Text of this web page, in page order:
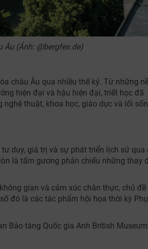
(Ảnh: @bergfex.de)
châu Âu qua nhiều thế kỷ. Từ những
hiện đại và hậu hiện đại, triết học đã
thuật, khoa học, giáo dục và lối
duy, giá trị và sự phát triển lịch sử qua
là tấm gương phản chiếu những thay
gian và cảm xúc chân thực, chủ đề
đó là các tác phẩm hội họa thời kỳ
Bảo tàng Quốc gia Anh British